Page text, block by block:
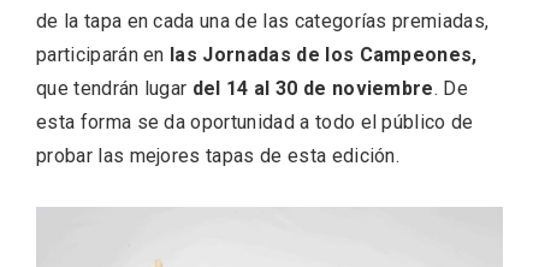
de la tapa en cada una de las categorías premiadas,
participarán en las Jornadas de los Campeones,
que tendrán lugar del 14 al 30 de noviembre. De
esta forma se da oportunidad a todo el público de
probar las mejores tapas de esta edición.